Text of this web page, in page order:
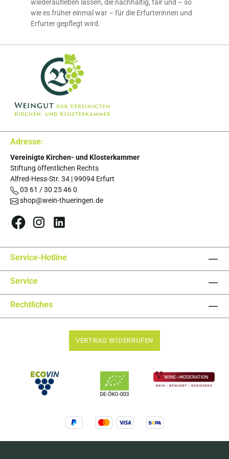
wiederaufleben lassen, die nachhaltig, fair und – so
wie es früher einmal war – für die Erfurterinnen und
Erfurter gepflegt wird.
Adresse:
Vereinigte Kirchen- und Klosterkammer
Stiftung öffentlichen Rechts
Alfred-Hess-Str. 34 |99094 Erfurt
03 61 / 30 25 46 0
shop@wein-thueringen.de
Service-Hotline
Service
Rechtliches
VERTRAG WIDERRUFEN